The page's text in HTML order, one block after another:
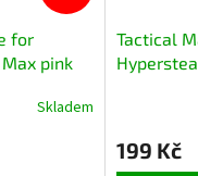
for
Max pink
Skladem
Tactical
199 Kč